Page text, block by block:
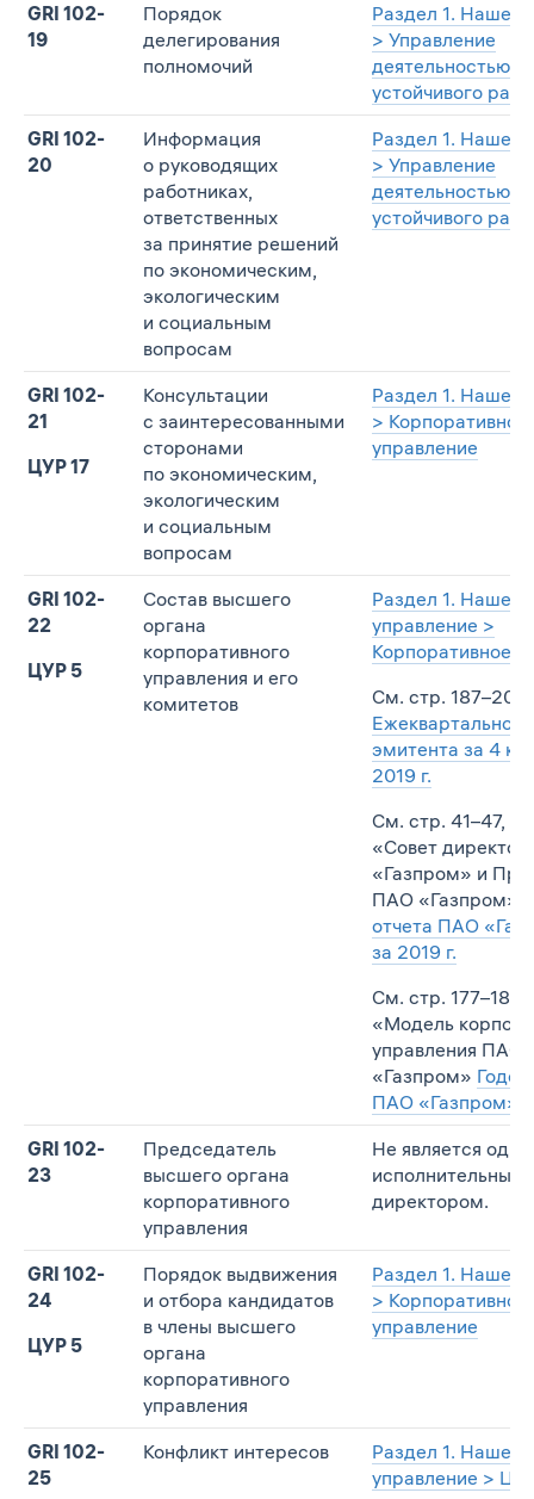
GRI 102-
19
Порядок
делегирования
полномочий
Раздел 1. Наше
> Управление
деятельностью в
устойчивого
GRI 102-
20
Информация
о руководящих
работниках,
ответственных
за принятие решений
по экономическим,
экологическим
и социальным
вопросам
Раздел 1. Наше
> Управление
деятельностью в
устойчивого
GRI 102-
21
ЦУР 17
Консультации
с заинтересованными
сторонами
по экономическим,
экологическим
и социальным
вопросам
Раздел 1. Наше
> Корпоративное
управление
GRI 102-
22
ЦУР 5
Состав высшего
органа
корпоративного
управления и его
комитетов
Раздел 1. Наше
управление >
Корпоративное
См. стр. 187–208
эмитента за 4
2019 г.
См. стр. 41–47,
«Совет
«Газпром» и
ПАО «Газпром»
отчета ПАО
за 2019 г.
См. стр. 177–182,
«Модель
управления ПАО
«Газпром»
ПАО «Газпром»
GRI 102-
23
Председатель
высшего органа
корпоративного
управления
Не является
исполнительным
директором.
GRI 102-
24
ЦУР 5
Порядок выдвижения
и отбора кандидатов
в члены высшего
органа
корпоративного
управления
Раздел 1. Наше
> Корпоративное
управление
GRI 102-
25
Конфликт интересов
Раздел 1. Наше
управление >